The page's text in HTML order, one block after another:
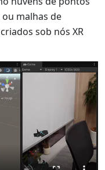
malhas de
sob nós XR